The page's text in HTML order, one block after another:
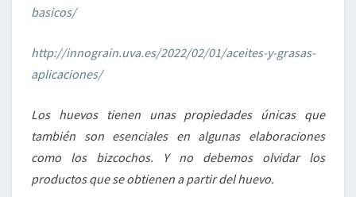
basicos/
http://innograin.uva.es/2022/02/01/aceites-y-grasas-
aplicaciones/
Los huevos tienen unas propiedades únicas que
también son esenciales en algunas elaboraciones
como los bizcochos. Y no debemos olvidar los
productos que se obtienen a partir del huevo.